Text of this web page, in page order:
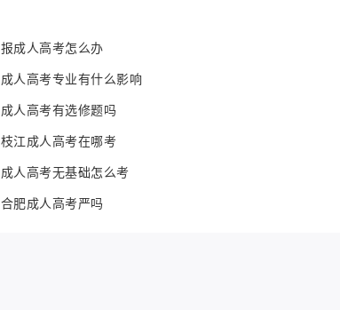
报成人高考怎么办
成人高考专业有什么影响
成人高考有选修题吗
枝江成人高考在哪考
成人高考无基础怎么考
合肥成人高考严吗